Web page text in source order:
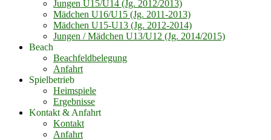
Jungen U15/U14 (Jg. 2012/2013)
Mädchen U16/U15 (Jg. 2011-2013)
Mädchen U15-U13 (Jg. 2012-2014)
Jungen / Mädchen U13/U12 (Jg. 2014/2015)
Beach
Beachfeldbelegung
Anfahrt
Spielbetrieb
Heimspiele
Ergebnisse
Kontakt & Anfahrt
Kontakt
Anfahrt